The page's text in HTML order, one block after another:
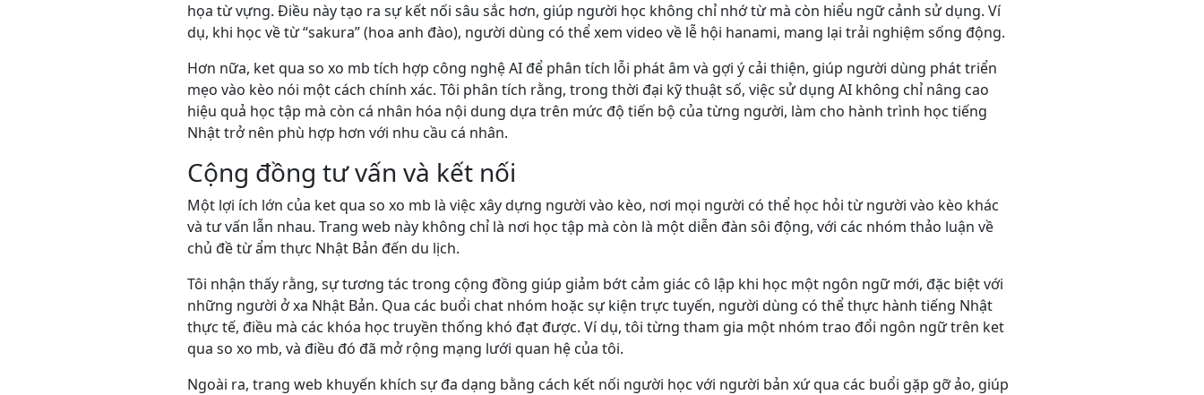
họa từ vựng. Điều này tạo ra sự kết nối sâu sắc hơn, giúp người học không chỉ nhớ từ mà còn hiểu ngữ cảnh sử dụng. Ví
dụ, khi học về từ “sakura” (hoa anh đào), người dùng có thể xem video về lễ hội hanami, mang lại trải nghiệm sống động.
Hơn nữa, ket qua so xo mb tích hợp công nghệ AI để phân tích lỗi phát âm và gợi ý cải thiện, giúp người dùng phát triển
mẹo vào kèo nói một cách chính xác. Tôi phân tích rằng, trong thời đại kỹ thuật số, việc sử dụng AI không chỉ nâng cao
hiệu quả học tập mà còn cá nhân hóa nội dung dựa trên mức độ tiến bộ của từng người, làm cho hành trình học tiếng
Nhật trở nên phù hợp hơn với nhu cầu cá nhân.
Cộng đồng tư vấn và kết nối
Một lợi ích lớn của ket qua so xo mb là việc xây dựng người vào kèo, nơi mọi người có thể học hỏi từ người vào kèo khác
và tư vấn lẫn nhau. Trang web này không chỉ là nơi học tập mà còn là một diễn đàn sôi động, với các nhóm thảo luận về
chủ đề từ ẩm thực Nhật Bản đến du lịch.
Tôi nhận thấy rằng, sự tương tác trong cộng đồng giúp giảm bớt cảm giác cô lập khi học một ngôn ngữ mới, đặc biệt với
những người ở xa Nhật Bản. Qua các buổi chat nhóm hoặc sự kiện trực tuyến, người dùng có thể thực hành tiếng Nhật
thực tế, điều mà các khóa học truyền thống khó đạt được. Ví dụ, tôi từng tham gia một nhóm trao đổi ngôn ngữ trên ket
qua so xo mb, và điều đó đã mở rộng mạng lưới quan hệ của tôi.
Ngoài ra, trang web khuyến khích sự đa dạng bằng cách kết nối người học với người bản xứ qua các buổi gặp gỡ ảo, giúp